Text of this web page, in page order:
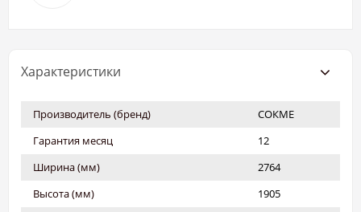
Характеристики
Производитель (бренд)
СОКМЕ
Гарантия месяц
12
Ширина (мм)
2764
Высота (мм)
1905